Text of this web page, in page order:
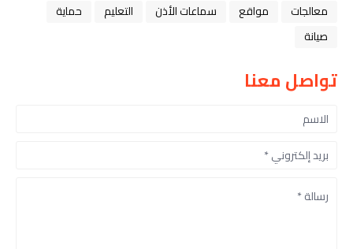
معالجات
مواقع سماعات الأذن التعليم
حماية
صيانة
تواصل معنا